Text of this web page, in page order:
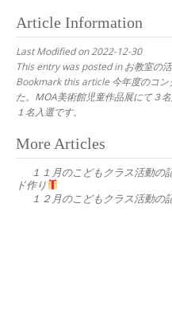
Article Information
Last Modified on 2022-12-30
This entry was posted inお教室の
Bookmark this article 今年度のコ
た。MOA美術館児童作品展にて３
１名入選です。
Post
navigation
More Articles
１１月のこどもクラス活動の
ド作り
１２月のこどもクラス活動の